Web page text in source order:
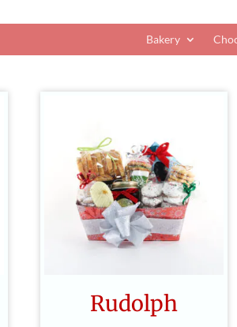
Bakery
Rudolph